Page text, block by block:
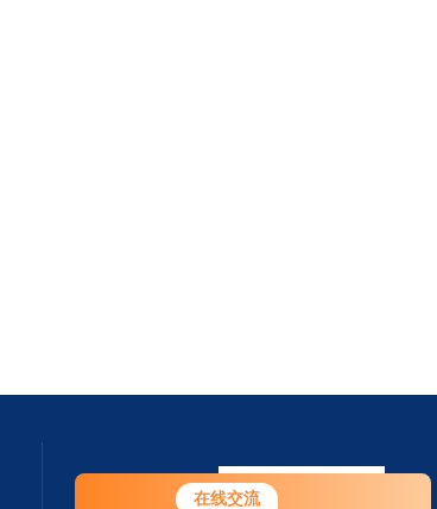
在线交流